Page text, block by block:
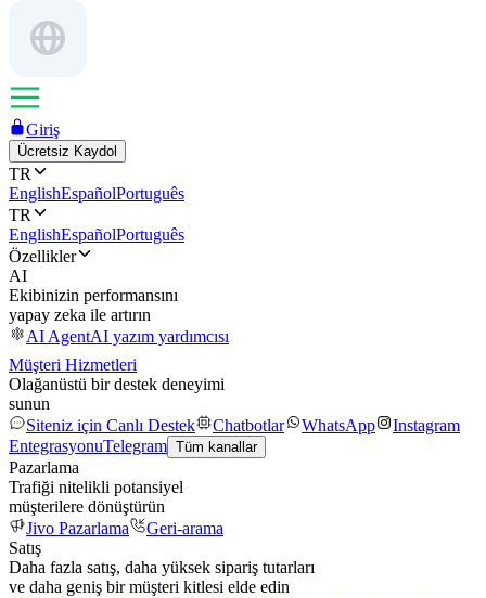
Giriş
Ücretsiz Kaydol
TR
EnglishEspañolPortuguês
TR
EnglishEspañolPortuguês
Özellikler
AI
Ekibinizin performansını
yapay zeka ile artırın
AI AgentAI yazım yardımcısı
Müşteri Hizmetleri
Olağanüstü bir destek deneyimi
sunun
Siteniz için Canlı Destek
Chatbotlar WhatsApp
Instagram
EntegrasyonuTelegram Tüm kanallar
Pazarlama
Trafiği nitelikli potansiyel
müşterilere dönüştürün
Jivo Pazarlama
Geri-arama
Satış
Daha fazla satış, daha yüksek sipariş tutarları
ve daha geniş bir müşteri kitlesi elde edin